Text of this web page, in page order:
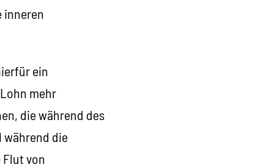
inneren
ein
mehr
die während des
während die
Flut von